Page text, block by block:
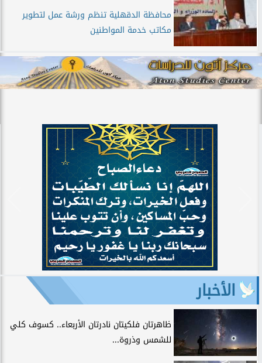
محافظة الدقهلية تنظم ورشة عمل لتطوير
مكاتب خدمة المواطنين
الأخبار
ظاهرتان فلكيتان نادرتان الأربعاء.. كسوف كلي
للشمس وذروة...